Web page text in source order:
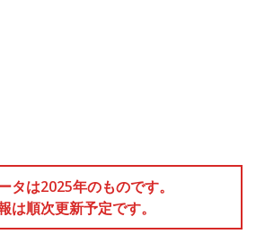
タは2025年のものです。
は順次更新予定です。